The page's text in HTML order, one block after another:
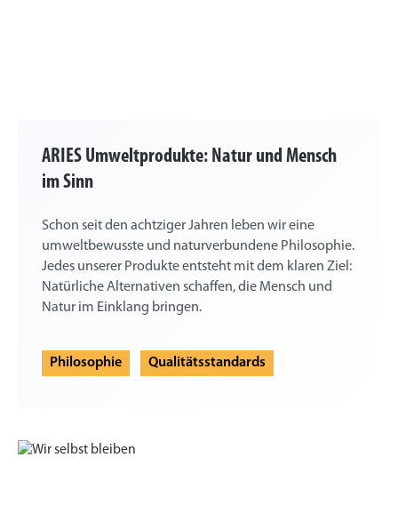
ARIES Umweltprodukte: Natur und Mensch
im Sinn
Schon seit den achtziger Jahren leben wir eine
umweltbewusste und naturverbundene Philosophie.
Jedes unserer Produkte entsteht mit dem klaren Ziel:
Natürliche Alternativen schaffen, die Mensch und
Natur im Einklang bringen.
Philosophie Qualitätsstandards